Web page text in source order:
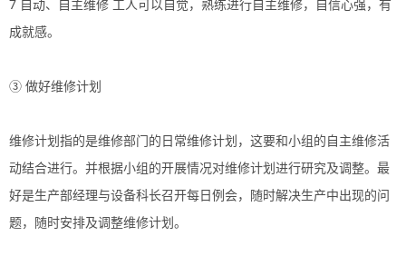
7 自动、自主维修 工人可以自觉，熟练进行自主维修，自信心强，有
成就感。
③ 做好维修计划
维修计划指的是维修部门的日常维修计划，这要和小组的自主维修活
动结合进行。并根据小组的开展情况对维修计划进行研究及调整。最
好是生产部经理与设备科长召开每日例会，随时解决生产中出现的问
题，随时安排及调整维修计划。